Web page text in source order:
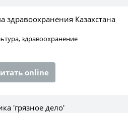
здравоохранения Казахстана
здравоохранение
online
'грязное дело'